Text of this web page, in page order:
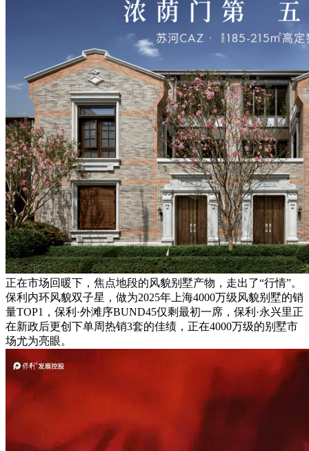
正在市场回暖下，焦点地段的风貌别墅产物，走出了“行情”。
保利内环风貌双子星，做为2025年上海4000万级风貌别墅的销
量TOP1，保利·外滩序BUND45仅剩最初一席，保利·永兴里正
在新政后更创下单周热销3套的佳绩，正在4000万级的别墅市
场尤为亮眼。